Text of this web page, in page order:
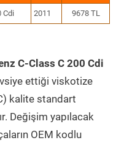
Cdi 2011 9678 TL
C-Class C 200 Cdi
ettiği viskotize
kalite standart
Değişim yapılacak
OEM kodlu